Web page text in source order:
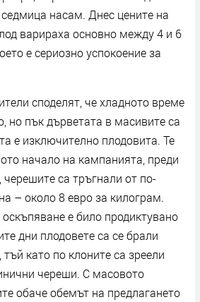
насам. Днес цените на
варираха основно между 4 и 6
е сериозно успокоение за
споделят, че хладното време
но пък дърветата в масивите са
е изключително плодовита. Те
начало на кампанията, преди
черешите са тръгнали от по-
– около 8 евро за килограм.
е било продиктувано
дни плодовете са се брали
като по клоните са зреели
череши. С масовото
обаче обемът на предлагането